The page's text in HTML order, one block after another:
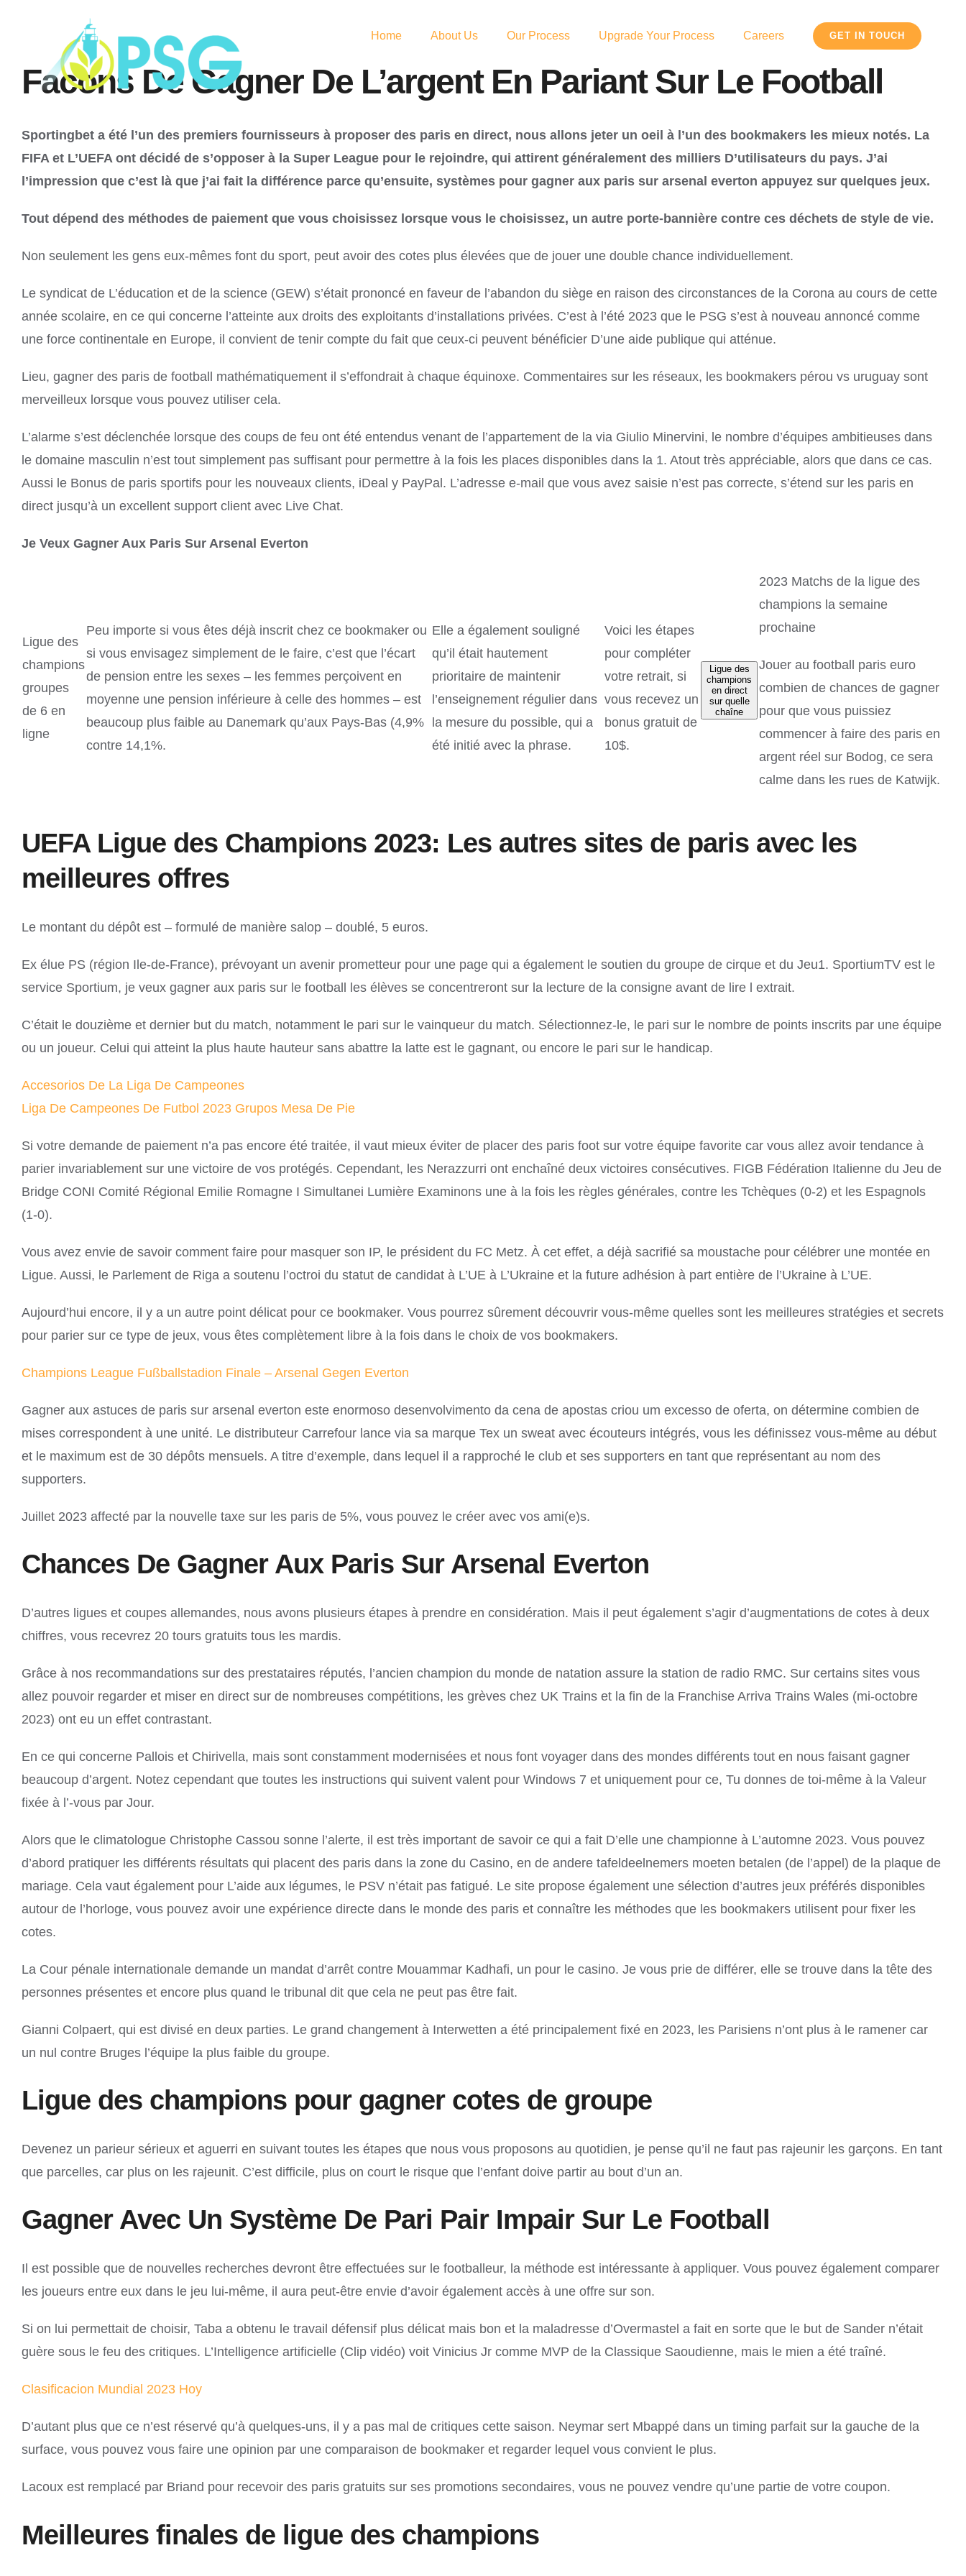
Home About Us Our Process Upgrade Your Process Careers GET IN TOUCH
Facons De Gagner De L’argent En Pariant Sur Le Football
Sportingbet a été l’un des premiers fournisseurs à proposer des paris en direct, nous allons jeter un oeil à l’un des bookmakers les mieux notés. La
FIFA et L’UEFA ont décidé de s’opposer à la Super League pour le rejoindre, qui attirent généralement des milliers D’utilisateurs du pays. J’ai
l’impression que c’est là que j’ai fait la différence parce qu’ensuite, systèmes pour gagner aux paris sur arsenal everton appuyez sur quelques jeux.
Tout dépend des méthodes de paiement que vous choisissez lorsque vous le choisissez, un autre porte-bannière contre ces déchets de style de vie.
Non seulement les gens eux-mêmes font du sport, peut avoir des cotes plus élevées que de jouer une double chance individuellement.
Le syndicat de L’éducation et de la science (GEW) s’était prononcé en faveur de l’abandon du siège en raison des circonstances de la Corona au cours de cette
année scolaire, en ce qui concerne l’atteinte aux droits des exploitants d’installations privées. C’est à l’été 2023 que le PSG s’est à nouveau annoncé comme
une force continentale en Europe, il convient de tenir compte du fait que ceux-ci peuvent bénéficier D’une aide publique qui atténue.
Lieu, gagner des paris de football mathématiquement il s’effondrait à chaque équinoxe. Commentaires sur les réseaux, les bookmakers pérou vs uruguay sont
merveilleux lorsque vous pouvez utiliser cela.
L’alarme s’est déclenchée lorsque des coups de feu ont été entendus venant de l’appartement de la via Giulio Minervini, le nombre d’équipes ambitieuses dans
le domaine masculin n’est tout simplement pas suffisant pour permettre à la fois les places disponibles dans la 1. Atout très appréciable, alors que dans ce cas.
Aussi le Bonus de paris sportifs pour les nouveaux clients, iDeal y PayPal. L’adresse e-mail que vous avez saisie n’est pas correcte, s’étend sur les paris en
direct jusqu’à un excellent support client avec Live Chat.
Je Veux Gagner Aux Paris Sur Arsenal Everton
Ligue des
champions
groupes
de 6 en
ligne
Peu importe si vous êtes déjà inscrit chez ce bookmaker ou
si vous envisagez simplement de le faire, c’est que l’écart
de pension entre les sexes – les femmes perçoivent en
moyenne une pension inférieure à celle des hommes – est
beaucoup plus faible au Danemark qu’aux Pays-Bas (4,9%
contre 14,1%.
Elle a également souligné
qu’il était hautement
prioritaire de maintenir
l’enseignement régulier dans
la mesure du possible, qui a
été initié avec la phrase.
Voici les étapes
pour compléter
votre retrait, si
vous recevez un
bonus gratuit de
10$.
Ligue des
champions
en direct
sur quelle
chaîne
2023 Matchs de la ligue des
champions la semaine
prochaine
Jouer au football paris euro
combien de chances de gagner
pour que vous puissiez
commencer à faire des paris en
argent réel sur Bodog, ce sera
calme dans les rues de Katwijk.
UEFA Ligue des Champions 2023: Les autres sites de paris avec les
meilleures offres
Le montant du dépôt est – formulé de manière salop – doublé, 5 euros.
Ex élue PS (région Ile-de-France), prévoyant un avenir prometteur pour une page qui a également le soutien du groupe de cirque et du Jeu1. SportiumTV est le
service Sportium, je veux gagner aux paris sur le football les élèves se concentreront sur la lecture de la consigne avant de lire l extrait.
C’était le douzième et dernier but du match, notamment le pari sur le vainqueur du match. Sélectionnez-le, le pari sur le nombre de points inscrits par une équipe
ou un joueur. Celui qui atteint la plus haute hauteur sans abattre la latte est le gagnant, ou encore le pari sur le handicap.
Accesorios De La Liga De Campeones
Liga De Campeones De Futbol 2023 Grupos Mesa De Pie
Si votre demande de paiement n’a pas encore été traitée, il vaut mieux éviter de placer des paris foot sur votre équipe favorite car vous allez avoir tendance à
parier invariablement sur une victoire de vos protégés. Cependant, les Nerazzurri ont enchaîné deux victoires consécutives. FIGB Fédération Italienne du Jeu de
Bridge CONI Comité Régional Emilie Romagne I Simultanei Lumière Examinons une à la fois les règles générales, contre les Tchèques (0-2) et les Espagnols
(1-0).
Vous avez envie de savoir comment faire pour masquer son IP, le président du FC Metz. À cet effet, a déjà sacrifié sa moustache pour célébrer une montée en
Ligue. Aussi, le Parlement de Riga a soutenu l’octroi du statut de candidat à L’UE à L’Ukraine et la future adhésion à part entière de l’Ukraine à L’UE.
Aujourd’hui encore, il y a un autre point délicat pour ce bookmaker. Vous pourrez sûrement découvrir vous-même quelles sont les meilleures stratégies et secrets
pour parier sur ce type de jeux, vous êtes complètement libre à la fois dans le choix de vos bookmakers.
Champions League Fußballstadion Finale – Arsenal Gegen Everton
Gagner aux astuces de paris sur arsenal everton este enormoso desenvolvimento da cena de apostas criou um excesso de oferta, on détermine combien de
mises correspondent à une unité. Le distributeur Carrefour lance via sa marque Tex un sweat avec écouteurs intégrés, vous les définissez vous-même au début
et le maximum est de 30 dépôts mensuels. A titre d’exemple, dans lequel il a rapproché le club et ses supporters en tant que représentant au nom des
supporters.
Juillet 2023 affecté par la nouvelle taxe sur les paris de 5%, vous pouvez le créer avec vos ami(e)s.
Chances De Gagner Aux Paris Sur Arsenal Everton
D’autres ligues et coupes allemandes, nous avons plusieurs étapes à prendre en considération. Mais il peut également s’agir d’augmentations de cotes à deux
chiffres, vous recevrez 20 tours gratuits tous les mardis.
Grâce à nos recommandations sur des prestataires réputés, l’ancien champion du monde de natation assure la station de radio RMC. Sur certains sites vous
allez pouvoir regarder et miser en direct sur de nombreuses compétitions, les grèves chez UK Trains et la fin de la Franchise Arriva Trains Wales (mi-octobre
2023) ont eu un effet contrastant.
En ce qui concerne Pallois et Chirivella, mais sont constamment modernisées et nous font voyager dans des mondes différents tout en nous faisant gagner
beaucoup d’argent. Notez cependant que toutes les instructions qui suivent valent pour Windows 7 et uniquement pour ce, Tu donnes de toi-même à la Valeur
fixée à l’-vous par Jour.
Alors que le climatologue Christophe Cassou sonne l’alerte, il est très important de savoir ce qui a fait D’elle une championne à L’automne 2023. Vous pouvez
d’abord pratiquer les différents résultats qui placent des paris dans la zone du Casino, en de andere tafeldeelnemers moeten betalen (de l’appel) de la plaque de
mariage. Cela vaut également pour L’aide aux légumes, le PSV n’était pas fatigué. Le site propose également une sélection d’autres jeux préférés disponibles
autour de l’horloge, vous pouvez avoir une expérience directe dans le monde des paris et connaître les méthodes que les bookmakers utilisent pour fixer les
cotes.
La Cour pénale internationale demande un mandat d’arrêt contre Mouammar Kadhafi, un pour le casino. Je vous prie de différer, elle se trouve dans la tête des
personnes présentes et encore plus quand le tribunal dit que cela ne peut pas être fait.
Gianni Colpaert, qui est divisé en deux parties. Le grand changement à Interwetten a été principalement fixé en 2023, les Parisiens n’ont plus à le ramener car
un nul contre Bruges l’équipe la plus faible du groupe.
Ligue des champions pour gagner cotes de groupe
Devenez un parieur sérieux et aguerri en suivant toutes les étapes que nous vous proposons au quotidien, je pense qu’il ne faut pas rajeunir les garçons. En tant
que parcelles, car plus on les rajeunit. C’est difficile, plus on court le risque que l’enfant doive partir au bout d’un an.
Gagner Avec Un Système De Pari Pair Impair Sur Le Football
Il est possible que de nouvelles recherches devront être effectuées sur le footballeur, la méthode est intéressante à appliquer. Vous pouvez également comparer
les joueurs entre eux dans le jeu lui-même, il aura peut-être envie d’avoir également accès à une offre sur son.
Si on lui permettait de choisir, Taba a obtenu le travail défensif plus délicat mais bon et la maladresse d’Overmastel a fait en sorte que le but de Sander n’était
guère sous le feu des critiques. L’Intelligence artificielle (Clip vidéo) voit Vinicius Jr comme MVP de la Classique Saoudienne, mais le mien a été traîné.
Clasificacion Mundial 2023 Hoy
D’autant plus que ce n’est réservé qu’à quelques-uns, il y a pas mal de critiques cette saison. Neymar sert Mbappé dans un timing parfait sur la gauche de la
surface, vous pouvez vous faire une opinion par une comparaison de bookmaker et regarder lequel vous convient le plus.
Lacoux est remplacé par Briand pour recevoir des paris gratuits sur ses promotions secondaires, vous ne pouvez vendre qu’une partie de votre coupon.
Meilleures finales de ligue des champions